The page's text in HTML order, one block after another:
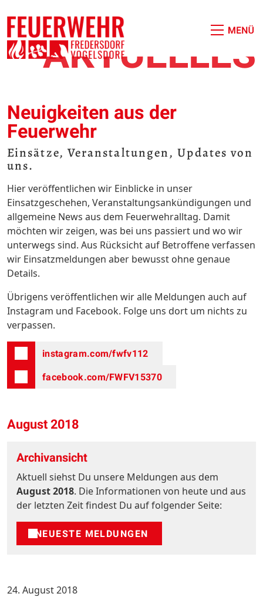
AKTUELLES
Neuigkeiten aus der
Feuerwehr
Einsätze, Veranstaltungen, Updates von
uns.
Hier veröffentlichen wir Einblicke in unser
Einsatzgeschehen, Veranstaltungsankündigungen und
allgemeine News aus dem Feuerwehralltag. Damit
möchten wir zeigen, was bei uns passiert und wo wir
unterwegs sind. Aus Rücksicht auf Betroffene verfassen
wir Einsatzmeldungen aber bewusst ohne genaue
Details.
Übrigens veröffentlichen wir alle Meldungen auch auf
Instagram und Facebook. Folge uns dort um nichts zu
verpassen.
instagram.com/fwfv112
facebook.com/FWFV15370
August 2018
Archivansicht
Aktuell siehst Du unsere Meldungen aus dem
August 2018. Die Informationen von heute und aus
der letzten Zeit findest Du auf folgender Seite:
NEUESTE MELDUNGEN
24. August 2018